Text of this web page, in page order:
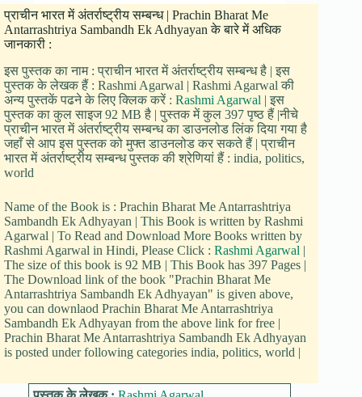
प्राचीन भारत में अंतर्राष्ट्रीय सम्बन्ध | Prachin Bharat Me
Antarrashtriya Sambandh Ek Adhyayan के बारे में अधिक
जानकारी :
इस पुस्तक का नाम : प्राचीन भारत में अंतर्राष्ट्रीय सम्बन्ध है | इस
पुस्तक के लेखक हैं : Rashmi Agarwal | Rashmi Agarwal की
अन्य पुस्तकें पढने के लिए क्लिक करें : Rashmi Agarwal | इस
पुस्तक का कुल साइज 92 MB है | पुस्तक में कुल 397 पृष्ठ हैं |नीचे
प्राचीन भारत में अंतर्राष्ट्रीय सम्बन्ध का डाउनलोड लिंक दिया गया है
जहाँ से आप इस पुस्तक को मुफ्त डाउनलोड कर सकते हैं | प्राचीन
भारत में अंतर्राष्ट्रीय सम्बन्ध पुस्तक की श्रेणियां हैं : india, politics,
world
Name of the Book is : Prachin Bharat Me Antarrashtriya
Sambandh Ek Adhyayan | This Book is written by Rashmi
Agarwal | To Read and Download More Books written by
Rashmi Agarwal in Hindi, Please Click : Rashmi Agarwal |
The size of this book is 92 MB | This Book has 397 Pages |
The Download link of the book "Prachin Bharat Me
Antarrashtriya Sambandh Ek Adhyayan" is given above,
you can downlaod Prachin Bharat Me Antarrashtriya
Sambandh Ek Adhyayan from the above link for free |
Prachin Bharat Me Antarrashtriya Sambandh Ek Adhyayan
is posted under following categories india, politics, world |